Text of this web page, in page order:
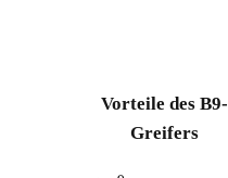
Vorteile des B9-
Greifers